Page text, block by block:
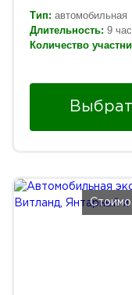
Тип: автомобильная
Длительность: 9
Количество